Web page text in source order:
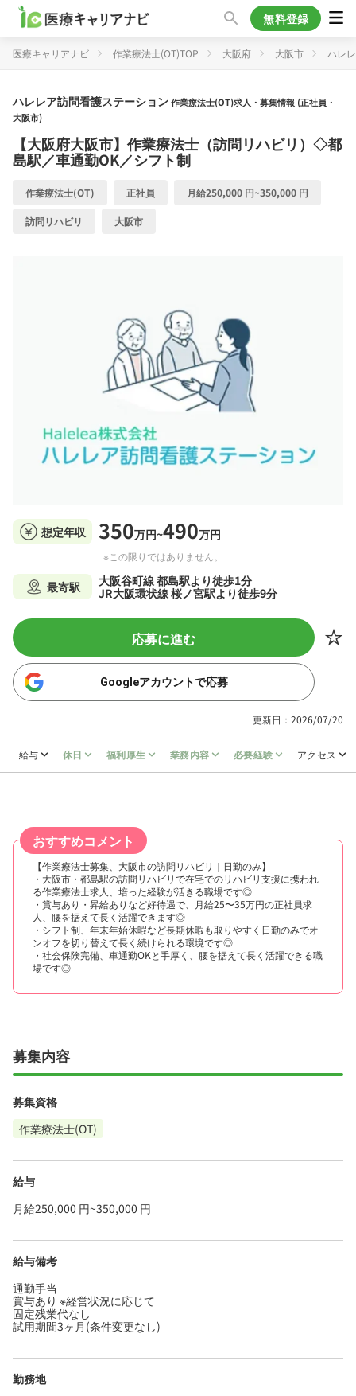
無料登録
医療キャリアナビ 作業療法士(OT)TOP 大阪府 大阪市 ハレ
ハレレア訪問看護ステーション作業療法士(OT)求人・募集情報 (正社員・
大阪市)
【大阪府大阪市】作業療法士（訪問リハビリ）◇都
島駅／車通勤OK／シフト制
作業療法士(OT) 正社員 月給250,000 円~350,000 円
訪問リハビリ 大阪市
想定年収 350万円~490万円
※この限りではありません。
最寄駅
大阪谷町線 都島駅より徒歩1分
JR大阪環状線 桜ノ宮駅より徒歩9分
応募に進む
Googleアカウントで応募
更新日：2026/07/20
給与 休日 福利厚生 業務内容 必要経験 アクセス
おすすめコメント
【作業療法士募集、大阪市の訪問リハビリ｜日勤のみ】
・大阪市・都島駅の訪問リハビリで在宅でのリハビリ支援に携われ
る作業療法士求人、培った経験が活きる職場です◎
・賞与あり・昇給ありなど好待遇で、月給25〜35万円の正社員求
人、腰を据えて長く活躍できます◎
・シフト制、年末年始休暇など長期休暇も取りやすく日勤のみでオ
ンオフを切り替えて長く続けられる環境です◎
・社会保険完備、車通勤OKと手厚く、腰を据えて長く活躍できる職
場です◎
募集内容
募集資格
作業療法士(OT)
給与
月給250,000 円~350,000 円
給与備考
通勤手当
賞与あり ※経営状況に応じて
固定残業代なし
試用期間3ヶ月(条件変更なし)
勤務地